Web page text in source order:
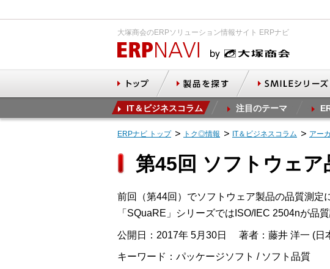
大塚商会のERPソリューション情報サイト ERPナビ
IT＆ビジネスコラム 注目のテーマ
ERPナビ トップ トク◎情報 IT＆ビジネスコラム アー
第45回 ソフトウェア
前回（第44回）でソフトウェア製品の品質測定
「SQuaRE」シリーズではISO/IEC 2504nが品
公開日：2017年 5月30日 著者：藤井 洋一 (日
キーワード：パッケージソフト / ソフト品質